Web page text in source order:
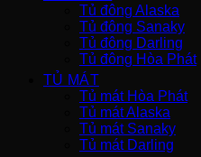
Tủ đông Alaska
Tủ đông Sanaky
Tủ đông Darling
Tủ đông Hòa Phát
TỦ MÁT
Tủ mát Hòa Phát
Tủ mát Alaska
Tủ mát Sanaky
Tủ mát Darling